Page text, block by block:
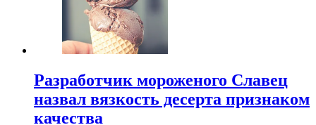
Разработчик мороженого Славец
назвал вязкость десерта признаком
качества